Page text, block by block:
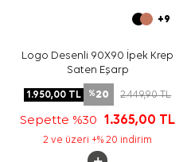
+9
Logo Desenli 90X90 İpek Krep
Saten Eşarp
1.950,00 TL %20 2.449,90TL
Sepette %30 1.365,00 TL
2 ve üzeri +% 20 indirim